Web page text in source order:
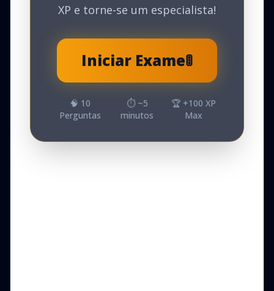
XP e torne-se um especialista!
Iniciar Exame🚦
🧠 10
Perguntas
⏱️ ~5
minutos
🏆 +100 XP
Max